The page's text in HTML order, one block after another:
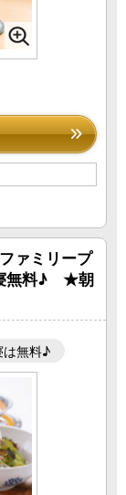
ァミリープ
無料♪ ★朝
無料♪